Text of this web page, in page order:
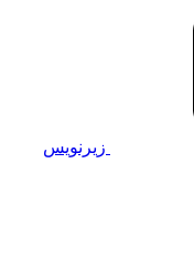
زیرنویس